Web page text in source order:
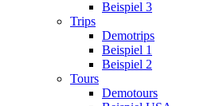
Beispiel 3
Trips
Demotrips
Beispiel 1
Beispiel 2
Tours
Demotours